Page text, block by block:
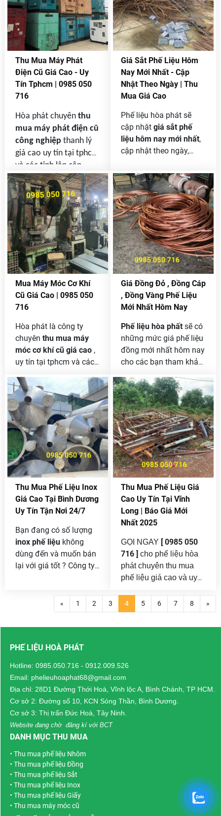
Tuy nhiên, thay vì bỏ đi
những tấm tôn cũ ,
người dân và các chủ
công trình có thể tận
dụng dịch vụ thu mua
tôn cũ để không chỉ thu
lại một khoản chi phí
mà còn góp phần bảo
vệ môi trường .
thì đâyCông ty Phế
Liệu Hòa Phátchính là
sự lựa chọn hoàn hảo.
Bài viết này sẽ giới thiệu
chi tiết về dịch vụ thu
mua giàn giáo cũ của
Hòa Phát và lý do tại
sao bạn nên chọn công
ty của chúng tôi.
Thu Mua Máy Phát
Điện Cũ Giá Cao - Uy
Tín Tphcm | 0985 050
716
Hòa phát chuyên thu
mua máy phát điện cũ
công nghiệp thanh lý
giá cao uy tín tại tphcm
và các tỉnh lân cận ,
chúng tôi nhận thu mua
và thanh lý các loại
máy phát điện cũ lớn
nhỏ một pha , hai pha ,
ba pha chúng tôi đều
mua hết không giới hạn
số lượng nên các bạn
cần bán máy phát điện
cũ thì hãy alo cho
chúng tôi để được giá
tốt nhé .
Giá Sắt Phế Liệu Hôm
Nay Mới Nhất - Cập
Nhật Theo Ngày | Thu
Mua Giá Cao
Phế liệu hòa phát sẽ
cập nhật giá sắt phế
liệu hôm nay mới nhất,
cập nhật theo ngày,
bắt thị trường sắt phế
liệu trong nước cũng
như ngoài nước và
chúng tôi sẽ luôn thu
mua giá cao các loại
sắt phế liệu công ty
thanh lý, sắt phế liệu
công trình, sắt vụn, sắt
tồn kho.
Mua Máy Móc Cơ Khí
Cũ Giá Cao | 0985 050
716
Hòa phát là công ty
chuyên thu mua máy
móc cơ khí cũ giá cao ,
uy tín tại tphcm và các
nhận thanh lý máy móc
cơ khí cũ với khối lượng
lớn không giới hạn của
công ty bán thanh lý
mọi chi tiết xin liên hệ [
0985 050 716 ] để được
tư vấn và hổ trợ bán
máy vũ với giá tốt nhất
thị trường .
Giá Đồng Đỏ , Đồng Cáp
, Đồng Vàng Phế Liệu
Mới Nhất Hôm Nay
Phế liệu hòa phất sẽ có
những mức giá phế liệu
đồng mới nhất hôm nay
cho các bạn tham khảo
giá chính xác thì hãy gọi
điện cho chúng tôi qua
Hotline[ 0985 050 716 ]
để được hổ trợ.
Thu Mua Phế Liệu Inox
Giá Cao Tại Bình Dương
Uy Tín Tận Nơi 24/7
Bạn đang có số lượng
inox phế liệu không
dùng đến và muốn bán
lại với giá tốt ? Công ty
liệu inox tại Bình Dương
từ inox dân dụng đến
công nghiệp, cam kết
nơi, phục vụ nhanh
Thu Mua Phế Liệu Giá
Cao Uy Tín Tại Vĩnh
Long | Báo Giá Mới
Nhất 2025
GỌI NGAY [ 0985 050
716 ] cho phế liệu hòa
phát chuyên thu mua
phế liệu giá cao và uy
Long là một trong
những tỉnh thành trọng
Bình Tân, An Định,
có phế liệu kim loại như
: đồng , nhôm , sắt thép
vụn , inox, nhựa, giấy,
vải, thiết bị điện tử , máy
« 1 2 3 4 5 6 7 8 »
PHẾ LIỆU HOÀ PHÁT
Hotline: 0985.050.716 - 0912.009.526
Email: phelieuhoaphat68@gmail.com
Địa chỉ: 28D1 Đường Thới Hoà, Vĩnh lộc A, Bình Chánh, TP HCM.
Cơ sở 2: Đường số 10, KCN Sóng Thần, Bình Dương.
Cơ sở 3: Thị trấn Đức Hoà, Tây Ninh.
Website đang chờ đăng kí với BCT
DANH MỤC THU MUA
• Thu mua phế liệu Nhôm
• Thu mua phế liệu Đồng
• Thu mua phế liệu Sắt
• Thu mua phế liệu Inox
• Thu mua phế liệu Giấy
• Thu mua máy móc cũ